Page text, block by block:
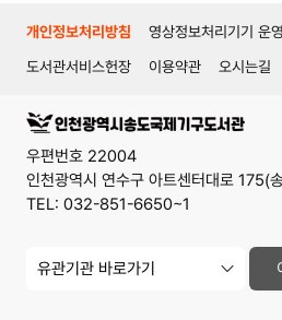
개인정보처리방침
영상정보처리기기 운
도서관서비스헌장
이용약관 오시는길
우편번호 22004
인천광역시 연수구 아트센터대로 175(
TEL: 032-851-6650~1
관